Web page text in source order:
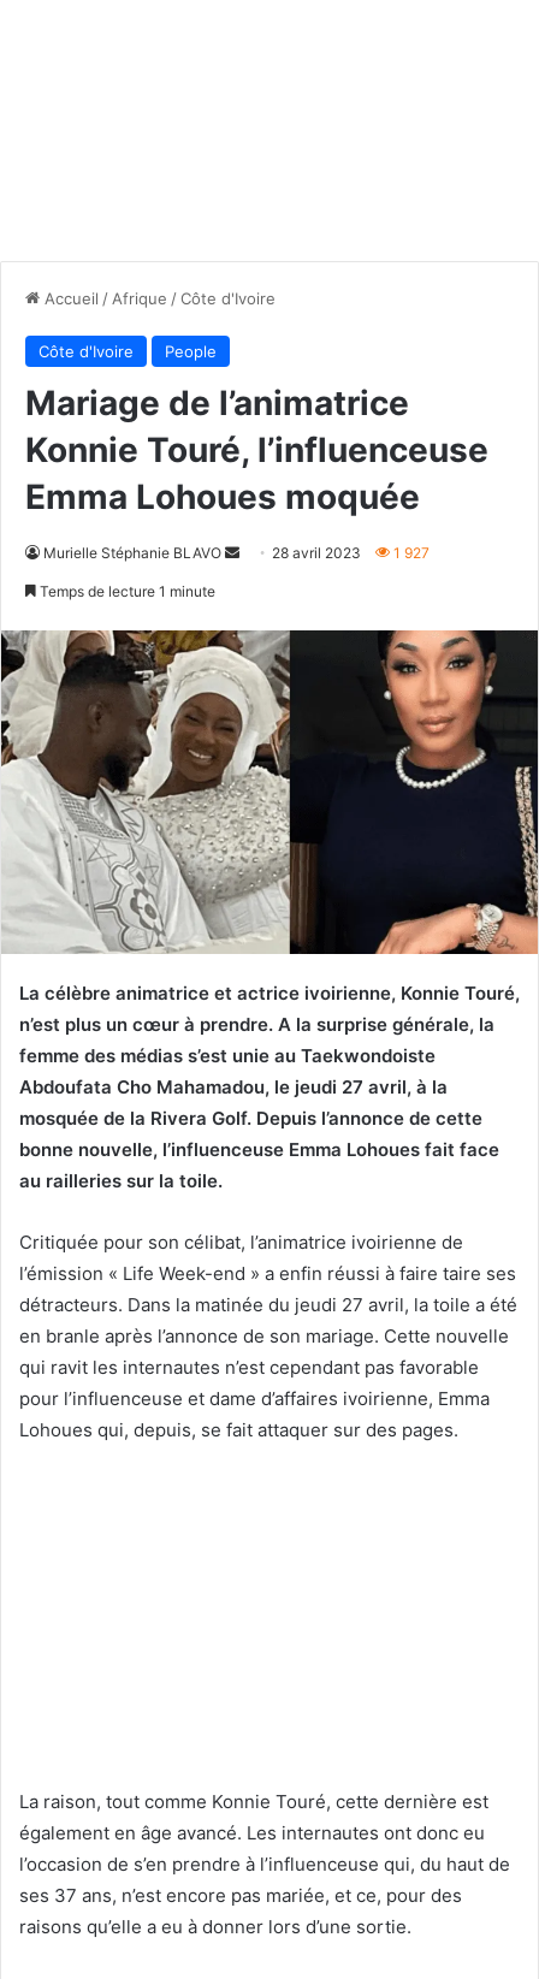
Accueil / Afrique /Côte d'Ivoire
Côte d'Ivoire People
Mariage de l’animatrice
Konnie Touré, l’influenceuse
Emma Lohoues moquée
Murielle Stéphanie BLAVO
Envoyer28 avril 2023 1 927
Temps de lecture 1 minute
La célèbre animatrice et actrice ivoirienne, Konnie Touré,
n’est plus un cœur à prendre. A la surprise générale, la
femme des médias s’est unie au Taekwondoiste
Abdoufata Cho Mahamadou, le jeudi 27 avril, à la
mosquée de la Rivera Golf. Depuis l’annonce de cette
bonne nouvelle, l’influenceuse Emma Lohoues fait face
au railleries sur la toile.
Critiquée pour son célibat, l’animatrice ivoirienne de
l’émission « Life Week-end » a enfin réussi à faire taire ses
détracteurs. Dans la matinée du jeudi 27 avril, la toile a été
en branle après l’annonce de son mariage. Cette nouvelle
qui ravit les internautes n’est cependant pas favorable
pour l’influenceuse et dame d’affaires ivoirienne, Emma
Lohoues qui, depuis, se fait attaquer sur des pages.
La raison, tout comme Konnie Touré, cette dernière est
également en âge avancé. Les internautes ont donc eu
l’occasion de s’en prendre à l’influenceuse qui, du haut de
ses 37 ans, n’est encore pas mariée, et ce, pour des
raisons qu’elle a eu à donner lors d’une sortie.